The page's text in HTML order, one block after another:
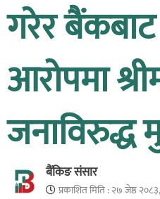
गरेर
आरोपमा
जनाविरुद्ध
बैंकिङ संसार
प्रकाशित मिति :२७ जेष्ठ